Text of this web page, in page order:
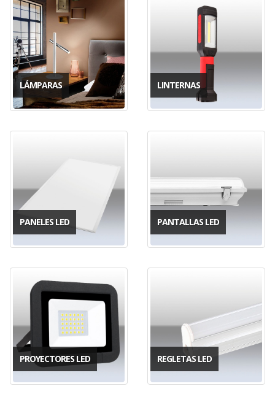
LÁMPARAS LINTERNAS
PANELES LED PANTALLAS LED
PROYECTORES LED REGLETAS LED